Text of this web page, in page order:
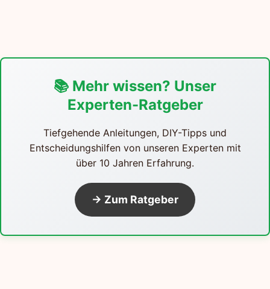
📚 Mehr wissen? Unser
Experten-Ratgeber
Tiefgehende Anleitungen, DIY-Tipps und
Entscheidungshilfen von unseren Experten mit
über 10 Jahren Erfahrung.
→ Zum Ratgeber